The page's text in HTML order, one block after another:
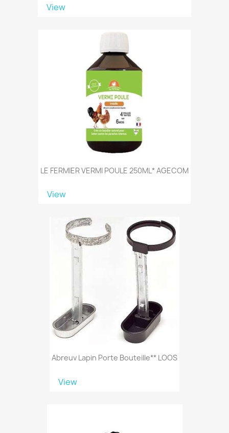
View
LE FERMIER VERMI POULE 250ML* AGECOM
View
Abreuv Lapin Porte Bouteille** LOOS
View